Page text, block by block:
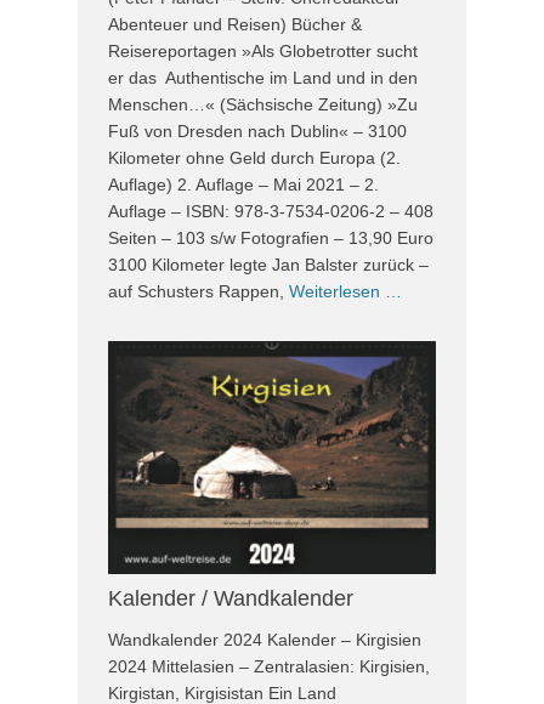
Abenteuer und Reisen) Bücher &
Reisereportagen »Als Globetrotter sucht
er das Authentische im Land und in den
Menschen…« (Sächsische Zeitung) »Zu
Fuß von Dresden nach Dublin« – 3100
Kilometer ohne Geld durch Europa (2.
Auflage) 2. Auflage – Mai 2021 – 2.
Auflage – ISBN: 978-3-7534-0206-2 – 408
Seiten – 103 s/w Fotografien – 13,90 Euro
3100 Kilometer legte Jan Balster zurück –
auf Schusters Rappen, Weiterlesen …
Kalender / Wandkalender
Wandkalender 2024 Kalender – Kirgisien
2024 Mittelasien – Zentralasien: Kirgisien,
Kirgistan, Kirgisistan Ein Land